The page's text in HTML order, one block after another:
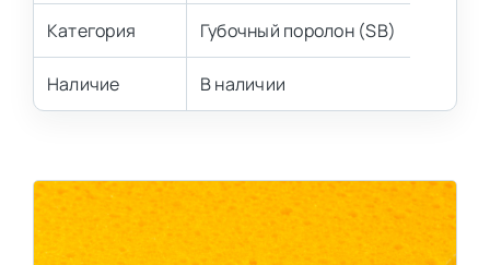
Категория Губочный поролон (SB)
Наличие В наличии